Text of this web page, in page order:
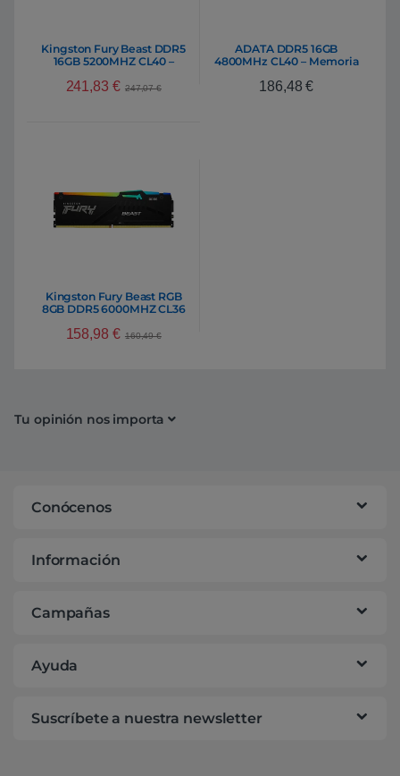
Kingston Fury Beast DDR5
16GB 5200MHZ CL40 –
241,83 € 247,07€
ADATA DDR5 16GB
4800MHz CL40 – Memoria
186,48€
Kingston Fury Beast RGB
8GB DDR5 6000MHZ CL36
158,98 € 160,49€
Tu opinión nos importa
Conócenos
Información
Campañas
Ayuda
Suscríbete a nuestra newsletter